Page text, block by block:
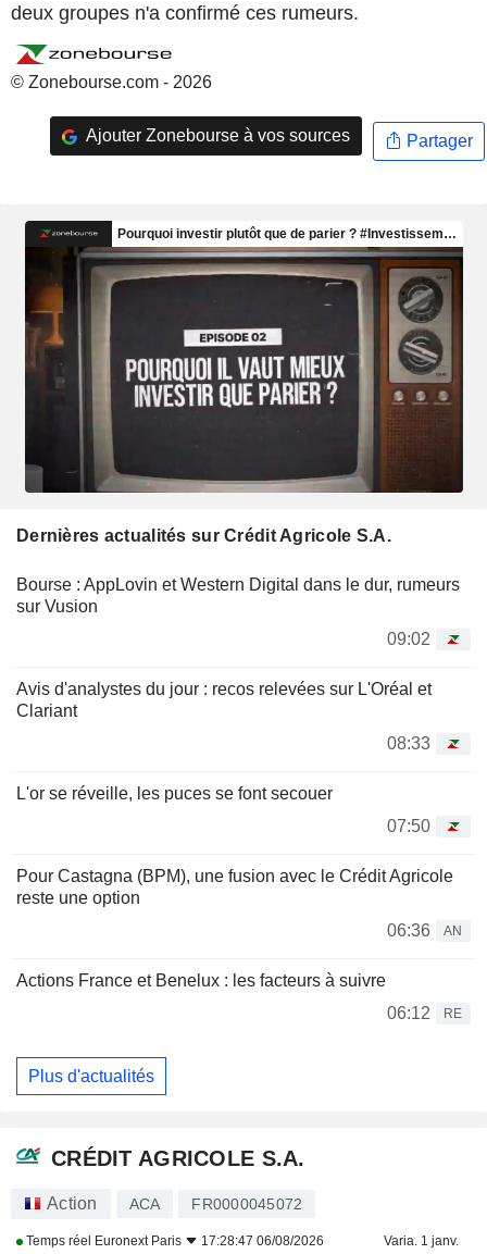
deux groupes n'a confirmé ces rumeurs.
© Zonebourse.com - 2026
Ajouter Zonebourse à vos sources Partager
Dernières actualités sur Crédit Agricole S.A.
Bourse : AppLovin et Western Digital dans le dur, rumeurs
sur Vusion
09:02
Avis d'analystes du jour : recos relevées sur L'Oréal et
Clariant
08:33
L'or se réveille, les puces se font secouer
07:50
Pour Castagna (BPM), une fusion avec le Crédit Agricole
reste une option
06:36
AN
Actions France et Benelux : les facteurs à suivre
06:12
RE
Plus d'actualités
CRÉDIT AGRICOLE S.A.
Action ACA FR0000045072
Temps réel Euronext Paris 17:28:47 06/08/2026 Varia. 1 janv.